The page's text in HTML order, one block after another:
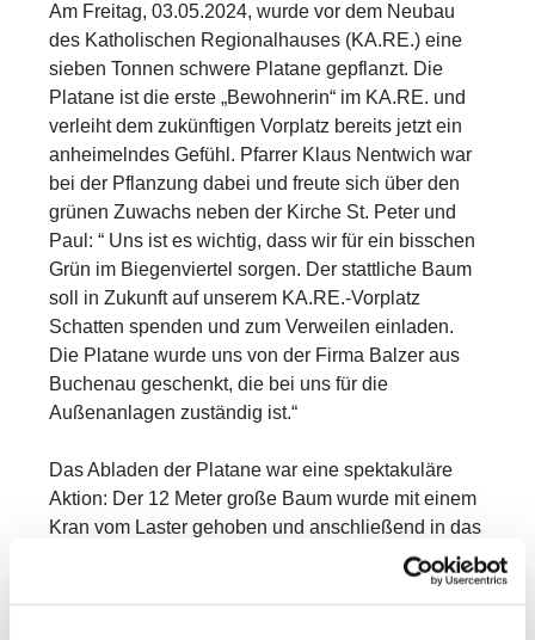
Am Freitag, 03.05.2024, wurde vor dem Neubau
des Katholischen Regionalhauses (KA.RE.) eine
sieben Tonnen schwere Platane gepflanzt. Die
Platane ist die erste „Bewohnerin“ im KA.RE. und
verleiht dem zukünftigen Vorplatz bereits jetzt ein
anheimelndes Gefühl. Pfarrer Klaus Nentwich war
bei der Pflanzung dabei und freute sich über den
grünen Zuwachs neben der Kirche St. Peter und
Paul: “ Uns ist es wichtig, dass wir für ein bisschen
Grün im Biegenviertel sorgen. Der stattliche Baum
soll in Zukunft auf unserem KA.RE.-Vorplatz
Schatten spenden und zum Verweilen einladen.
Die Platane wurde uns von der Firma Balzer aus
Buchenau geschenkt, die bei uns für die
Außenanlagen zuständig ist.“
Das Abladen der Platane war eine spektakuläre
Aktion: Der 12 Meter große Baum wurde mit einem
Kran vom Laster gehoben und anschließend in das
vorbreitete Pflanzloch gesetzt. Jetzt muss der
Wurzelballen gewässert werden, so dass die